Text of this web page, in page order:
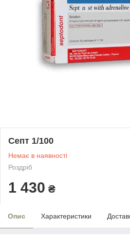
Септ 1/100
Немає в наявності
Роздріб
1 430 ₴
Опис Характеристики